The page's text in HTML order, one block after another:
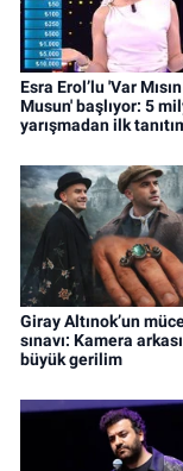
Esra Erol’lu 'Var
Musun' başlıyor: 5
yarışmadan ilk
Giray Altınok’un
sınavı: Kamera
büyük gerilim